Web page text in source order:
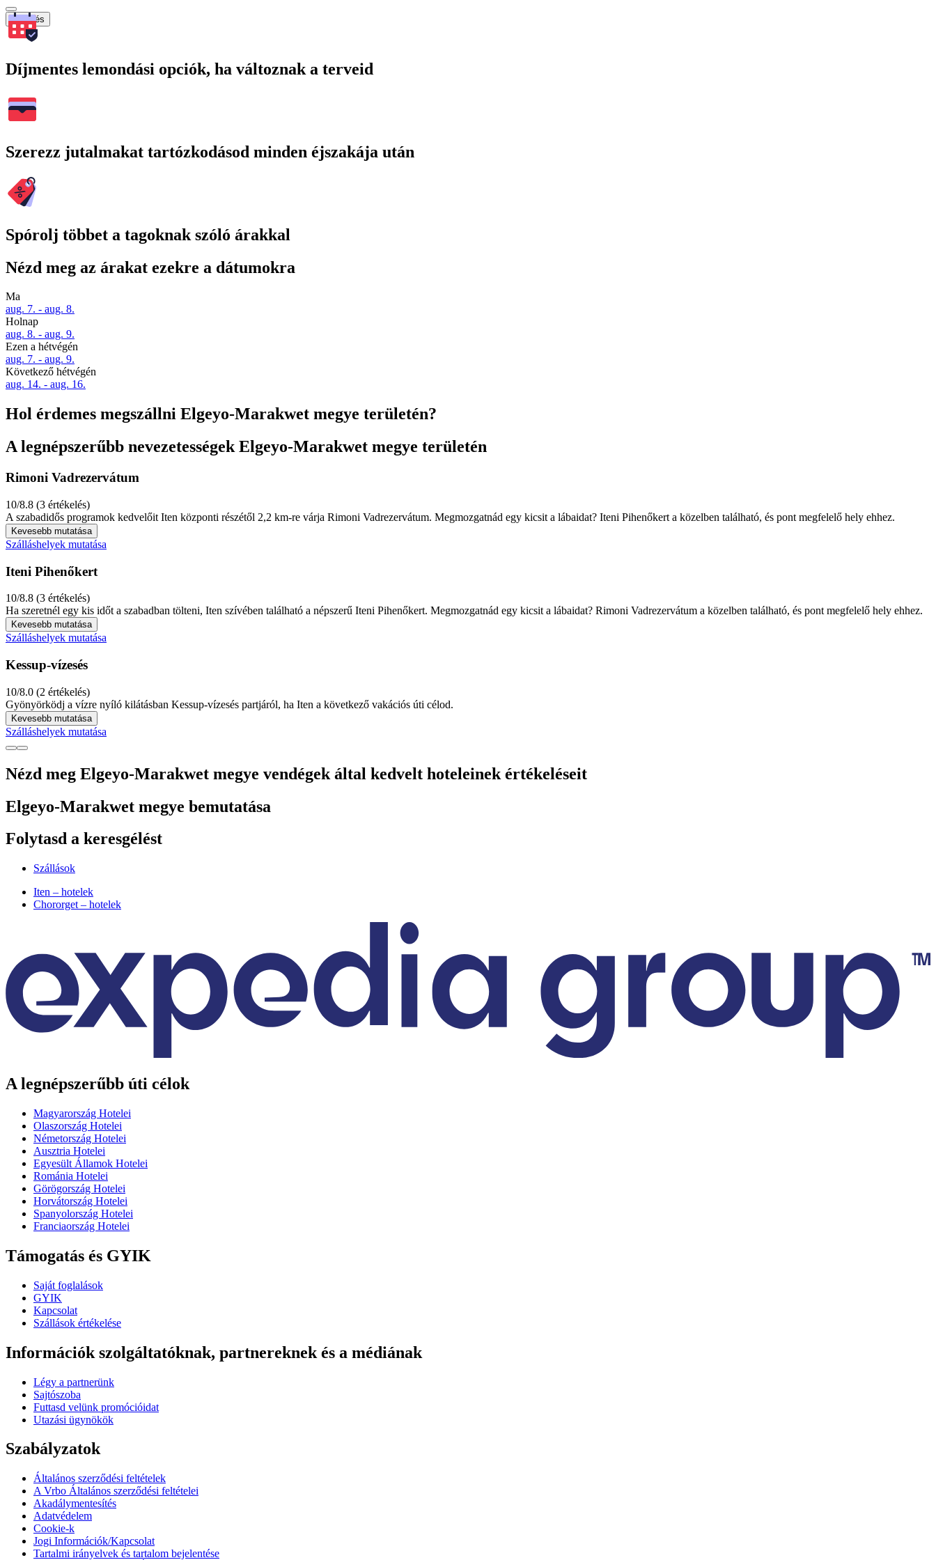
Keresés
Díjmentes lemondási opciók, ha változnak a terveid
Szerezz jutalmakat tartózkodásod minden éjszakája után
Spórolj többet a tagoknak szóló árakkal
Nézd meg az árakat ezekre a dátumokra
Ma
aug. 7. - aug. 8.
Holnap
aug. 8. - aug. 9.
Ezen a hétvégén
aug. 7. - aug. 9.
Következő hétvégén
aug. 14. - aug. 16.
Hol érdemes megszállni Elgeyo-Marakwet megye területén?
A legnépszerűbb nevezetességek Elgeyo-Marakwet megye területén
Rimoni Vadrezervátum
10/8.8 (3 értékelés)
A szabadidős programok kedvelőit Iten központi részétől 2,2 km-re várja Rimoni Vadrezervátum. Megmozgatnád egy kicsit a lábaidat? Iteni Pihenőkert a közelben található, és pont megfelelő hely ehhez.
Kevesebb mutatása
Szálláshelyek mutatása
Iteni Pihenőkert
10/8.8 (3 értékelés)
Ha szeretnél egy kis időt a szabadban tölteni, Iten szívében található a népszerű Iteni Pihenőkert. Megmozgatnád egy kicsit a lábaidat? Rimoni Vadrezervátum a közelben található, és pont megfelelő hely ehhez.
Kevesebb mutatása
Szálláshelyek mutatása
Kessup-vízesés
10/8.0 (2 értékelés)
Gyönyörködj a vízre nyíló kilátásban Kessup-vízesés partjáról, ha Iten a következő vakációs úti célod.
Kevesebb mutatása
Szálláshelyek mutatása
Nézd meg Elgeyo-Marakwet megye vendégek által kedvelt hoteleinek értékeléseit
Elgeyo-Marakwet megye bemutatása
Folytasd a keresgélést
Szállások
Iten – hotelek
Chororget – hotelek
A legnépszerűbb úti célok
Magyarország Hotelei
Olaszország Hotelei
Németország Hotelei
Ausztria Hotelei
Egyesült Államok Hotelei
Románia Hotelei
Görögország Hotelei
Horvátország Hotelei
Spanyolország Hotelei
Franciaország Hotelei
Támogatás és GYIK
Saját foglalások
GYIK
Kapcsolat
Szállások értékelése
Információk szolgáltatóknak, partnereknek és a médiának
Légy a partnerünk
Sajtószoba
Futtasd velünk promócióidat
Utazási ügynökök
Szabályzatok
Általános szerződési feltételek
A Vrbo Általános szerződési feltételei
Akadálymentesítés
Adatvédelem
Cookie-k
Jogi Információk/Kapcsolat
Tartalmi irányelvek és tartalom bejelentése